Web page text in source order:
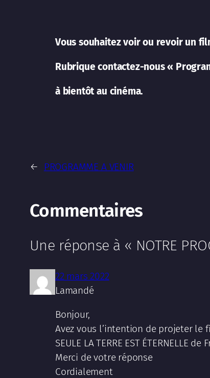
Vous souhaitez voir ou revoir un
Rubrique contactez-nous «
à bientôt au cinéma.
← PROGRAMME A VENIR
Commentaires
Une réponse à « NOTRE
22 mars 2022
Lamandé
Bonjour,
Avez vous l’intention de projeter le
SEULE LA TERRE EST ÉTERNELLE
Merci de votre réponse
Cordialement